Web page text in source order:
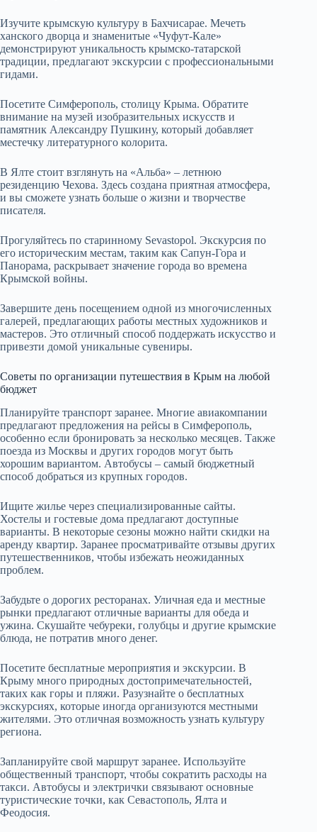
Изучите крымскую культуру в Бахчисарае. Мечеть
ханского дворца и знаменитые «Чуфут-Кале»
демонстрируют уникальность крымско-татарской
традиции, предлагают экскурсии с профессиональными
гидами.
Посетите Симферополь, столицу Крыма. Обратите
внимание на музей изобразительных искусств и
памятник Александру Пушкину, который добавляет
местечку литературного колорита.
В Ялте стоит взглянуть на «Альба» – летнюю
резиденцию Чехова. Здесь создана приятная атмосфера,
и вы сможете узнать больше о жизни и творчестве
писателя.
Прогуляйтесь по старинному Sevastopol. Экскурсия по
его историческим местам, таким как Сапун-Гора и
Панорама, раскрывает значение города во времена
Крымской войны.
Завершите день посещением одной из многочисленных
галерей, предлагающих работы местных художников и
мастеров. Это отличный способ поддержать искусство и
привезти домой уникальные сувениры.
Советы по организации путешествия в Крым на любой
бюджет
Планируйте транспорт заранее. Многие авиакомпании
предлагают предложения на рейсы в Симферополь,
особенно если бронировать за несколько месяцев. Также
поезда из Москвы и других городов могут быть
хорошим вариантом. Автобусы – самый бюджетный
способ добраться из крупных городов.
Ищите жилье через специализированные сайты.
Хостелы и гостевые дома предлагают доступные
варианты. В некоторые сезоны можно найти скидки на
аренду квартир. Заранее просматривайте отзывы других
путешественников, чтобы избежать неожиданных
проблем.
Забудьте о дорогих ресторанах. Уличная еда и местные
рынки предлагают отличные варианты для обеда и
ужина. Скушайте чебуреки, голубцы и другие крымские
блюда, не потратив много денег.
Посетите бесплатные мероприятия и экскурсии. В
Крыму много природных достопримечательностей,
таких как горы и пляжи. Разузнайте о бесплатных
экскурсиях, которые иногда организуются местными
жителями. Это отличная возможность узнать культуру
региона.
Запланируйте свой маршрут заранее. Используйте
общественный транспорт, чтобы сократить расходы на
такси. Автобусы и электрички связывают основные
туристические точки, как Севастополь, Ялта и
Феодосия.